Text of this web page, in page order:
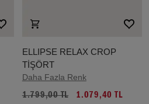
ELLIPSE RELAX CROP
TİŞÖRT
Daha Fazla Renk
1.799,00 TL 1.079,40 TL